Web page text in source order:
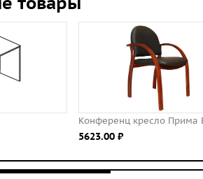
Конференц кресло Прима
5623.00 ⃏